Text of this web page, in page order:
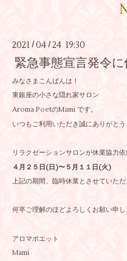
2021 /04 / 24 19:30
緊急事態宣言発令
みなさまこんばんは！
東銀座の小さな隠れ家サロン
Aroma PoetのMami です。
いつもご利用いただき誠にありがとう
リラクゼーションサロンが休業協力
４月２５日(日)〜５月１１日(火)
上記の期間、臨時休業とさせていただ
何卒ご理解のほどよろしくお願い申し
アロマポエット
Mami